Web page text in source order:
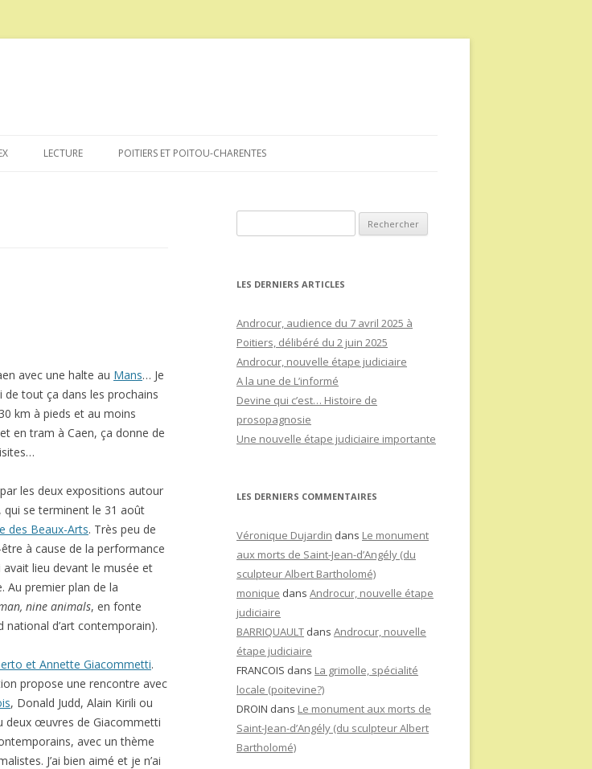
au
LECTURE POITIERS ET POITOU-CHARENTES
avec une halte au Mans… Je
de tout ça dans les prochains
km à pieds et au moins
en tram à Caen, ça donne de
les deux expositions autour
qui se terminent le 31 août
des Beaux-Arts. Très peu de
à cause de la performance
avait lieu devant le musée et
Au premier plan de la
nine animals, en fonte
national d’art contemporain).
et Annette Giacommetti.
propose une rencontre avec
, Donald Judd, Alain Kirili ou
deux œuvres de Giacommetti
avec un thème
J’ai bien aimé et je n’ai
LES DERNIERS ARTICLES
Androcur, audience du 7 avril 2025 à
Poitiers, délibéré du 2 juin 2025
Androcur, nouvelle étape judiciaire
A la une de L’informé
Devine qui c’est… Histoire de
prosopagnosie
Une nouvelle étape judiciaire importante
LES DERNIERS COMMENTAIRES
Véronique Dujardin dans Le monument
aux morts de Saint-Jean-d’Angély (du
sculpteur Albert Bartholomé)
monique dans Androcur, nouvelle étape
judiciaire
BARRIQUAULT dans Androcur, nouvelle
étape judiciaire
FRANCOIS dans La grimolle, spécialité
locale (poitevine?)
DROIN dans Le monument aux morts de
Saint-Jean-d’Angély (du sculpteur Albert
Bartholomé)